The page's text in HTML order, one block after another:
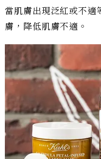
當肌膚出現泛紅或不適
膚，降低肌膚不適。